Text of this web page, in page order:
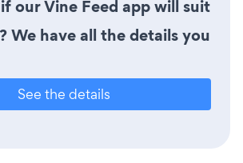
our Vine Feed app will suit
We have all the details you
See the details